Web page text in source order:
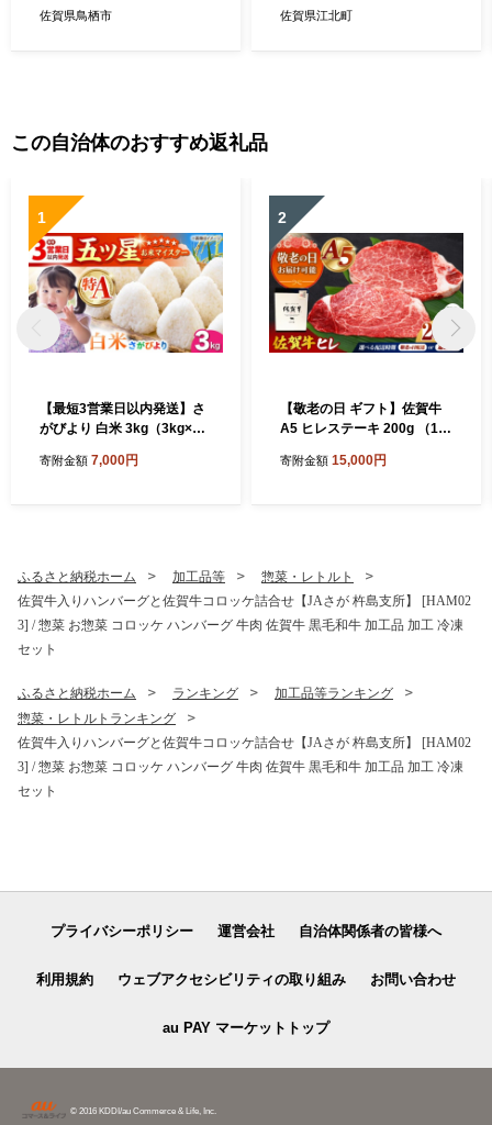
鶏ササミチーズカツ2パック)
佐賀県鳥栖市 佐賀県江北町
この自治体のおすすめ返礼品
1
【最短3営業日以内発送】さ
がびより 白米 3kg（3kg×1
厳選】[HBL087]最速発送 最
寄附金額 7,000円
2
【敬老の日 ギフト】佐賀牛
A5 ヒレステーキ 200g （10
172]
寄附金額 15,000円
ふるさと納税ホーム 加工品等
惣菜・レトルト
佐賀牛入りハンバーグと佐賀牛コロッケ詰合せ【JAさが 杵島支所】 [HAM02
3] / 惣菜 お惣菜 コロッケ ハンバーグ 牛肉 佐賀牛 黒毛和牛 加工品 加工 冷凍
セット
ふるさと納税ホーム ランキング
加工品等ランキング
惣菜・レトルトランキング
佐賀牛入りハンバーグと佐賀牛コロッケ詰合せ【JAさが 杵島支所】 [HAM02
3] / 惣菜 お惣菜 コロッケ ハンバーグ 牛肉 佐賀牛 黒毛和牛 加工品 加工 冷凍
セット
プライバシーポリシー 運営会社 自治体関係者の皆様へ
利用規約 ウェブアクセシビリティの取り組み お問い合わせ
au PAY マーケットトップ
© 2016 KDDI/au Commerce & Life, Inc.